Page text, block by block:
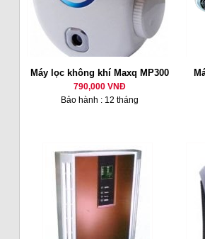
Máy lọc không khí Maxq MP300
790,000 VNĐ
Bảo hành : 12 tháng